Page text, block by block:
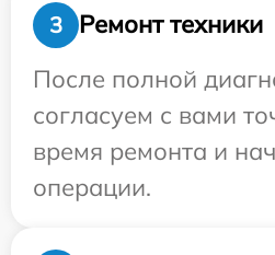
3
Ремонт техники
После полной
согласуем с вами
время ремонта и
операции.